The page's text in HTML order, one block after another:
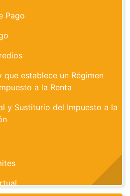
Pago
que establece un Régimen
a la Renta
y Sustiturio del Impuesto a la